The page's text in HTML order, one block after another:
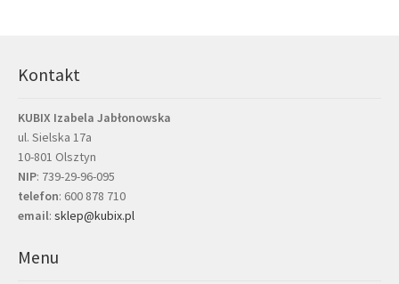
Kontakt
KUBIX Izabela Jabłonowska
ul. Sielska 17a
10-801 Olsztyn
NIP: 739-29-96-095
telefon: 600 878 710
email: sklep@kubix.pl
Menu